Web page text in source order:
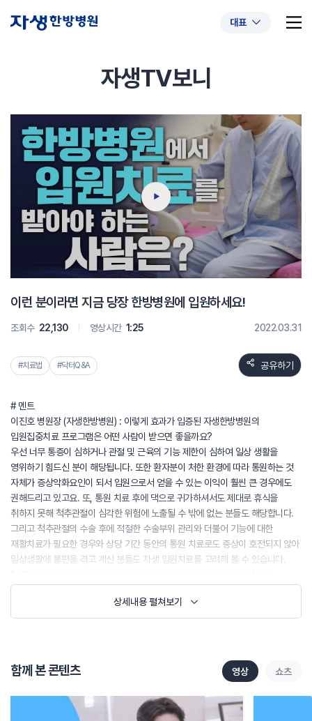
대표
추천 검색어 #초음파약침 #척추압박골절
#교통사고후유증 #허리디스크 #목디스크
#추나요법
자생TV보니
이런 분이라면 지금 당장 한방병원에 입원하세요!
조회수 22,130 영상시간 1:25 2022.03.31
#치료법 #닥터Q&A 공유하기
# 멘트
이진호 병원장 (자생한방병원) : 이렇게 효과가 입증된 자생한방병원의
입원집중치료 프로그램은 어떤 사람이 받으면 좋을까요?
우선 너무 통증이 심하거나 관절 및 근육의 기능 제한이 심하여 일상 생활을
영위하기 힘드신 분이 해당됩니다. 또한 환자분이 처한 환경에 따라 통원하는 것
자체가 증상악화요인이 되서 입원으로서 얻을 수 있는 이익이 훨씬 큰 경우에도
권해드리고 있고요. 또, 통원 치료 후에 댁으로 귀가하셔서도 제대로 휴식을
취하지 못해 척추관절이 심각한 위험에 노출될 수 밖에 없는 분들도 해당합니다.
그리고 척추관절의 수술 후에 적절한 수술부위 관리와 더불어 기능에 대한
재활치료가 필요한 경우와 상당 기간 동안의 통원 치료로도 증상이 호전되지 않아
일상생활에 불편을 겪고 계신 분들도 자생 입원치료를 고려해 볼 수 있습니다.
척추관절질환은 생활병이기 때문에 이와 같은 분들이 입원하셔서 24시간
전문의료진의 케어를 받으시면 더 빠른 효과를 기대할 수 있구요, 치료하는
입장에서도 치료 이후까지 병동에서 관찰과 관리가 되기 때문에 보다 더
적극적이고 효과적인 치료를 행할 수 있다는 장점이 있다고 할 수 있습니다.
상세내용 펼쳐보기
함께 본 콘텐츠 영상 쇼츠